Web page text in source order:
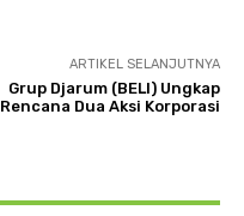
ARTIKEL SELANJUTNYA
Grup Djarum (BELI) Ungkap
Rencana Dua Aksi Korporasi